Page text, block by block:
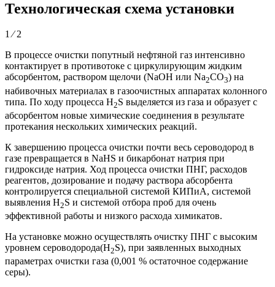
Технологическая схема установки
1 ⁄ 2
В процессе очистки попутный нефтяной газ интенсивно
контактирует в противотоке с циркулирующим жидким
абсорбентом, раствором щелочи (NaOH или Na2CO3) на
набивочных материалах в газоочистных аппаратах колонного
типа. По ходу процесса H2S выделяется из газа и образует с
абсорбентом новые химические соединения в результате
протекания нескольких химических реакций.
К завершению процесса очистки почти весь сероводород в
газе превращается в NaHS и бикарбонат натрия при
гидроксиде натрия. Ход процесса очистки ПНГ, расходов
реагентов, дозирование и подачу раствора абсорбента
контролируется специальной системой КИПиА, системой
выявления H2S и системой отбора проб для очень
эффективной работы и низкого расхода химикатов.
На установке можно осуществлять очистку ПНГ с высоким
уровнем сероводорода(H2S), при заявленных выходных
параметрах очистки газа (0,001 % остаточное содержание
серы).